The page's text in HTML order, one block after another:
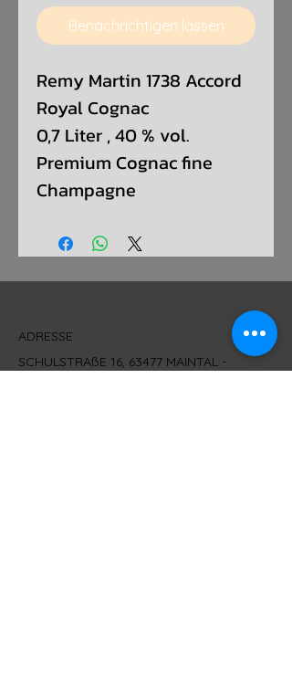
Benachrichtigen lassen
Remy Martin 1738 Accord
Royal Cognac
0,7 Liter , 40 % vol.
Premium Cognac fine
Champagne
ADRESSE:
SCHULSTRAßE 16, 63477 MAINTAL -